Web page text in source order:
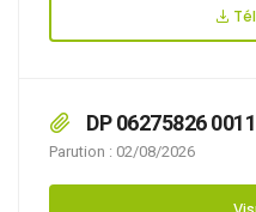
DP 06275826
Récépissé de dépôt
Parution : 02/08/2026